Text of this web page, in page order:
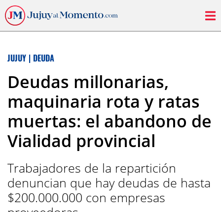
JUJUY | DEUDA
Deudas millonarias,
maquinaria rota y ratas
muertas: el abandono de
Vialidad provincial
Trabajadores de la repartición
denuncian que hay deudas de hasta
$200.000.000 con empresas